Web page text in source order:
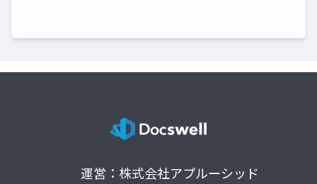
運営：株式会社アプルーシッド